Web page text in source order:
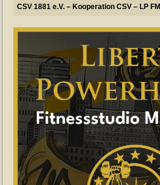
CSV 1881 e.V. – Kooperation CSV – LP FM